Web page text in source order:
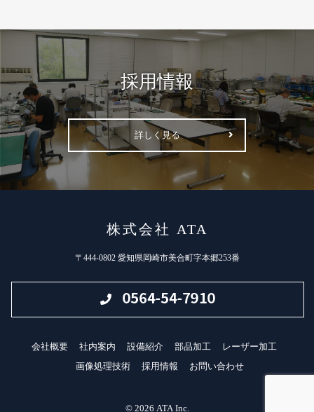
採用情報
詳しく見る
株式会社 ATA
〒444-0802 愛知県岡崎市美合町字本郷253番
会社概要 社内案内 設備紹介 部品加工
レーザー加工
画像処理技術
採用情報 お問い合わせ
© 2026 ATA Inc.